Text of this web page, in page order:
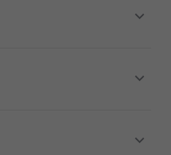
med doftpinnar
inklusive moms och